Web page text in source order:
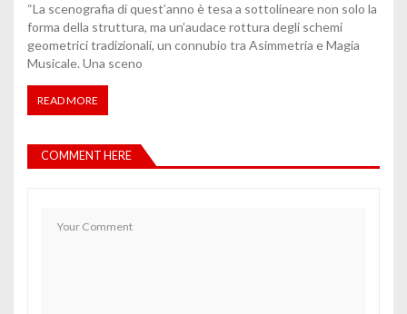
“La scenografia di quest’anno è tesa a sottolineare non solo la
forma della struttura, ma un’audace rottura degli schemi
geometrici tradizionali, un connubio tra Asimmetria e Magia
Musicale. Una sceno
READ MORE
COMMENT HERE